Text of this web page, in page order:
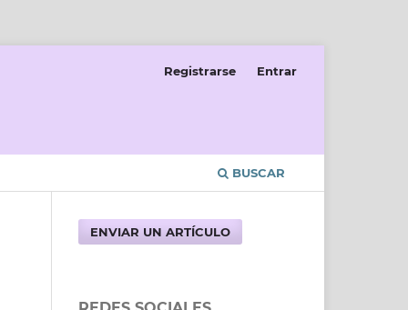
BUSCAR
Registrarse Entrar
ENVIAR UN ARTÍCULO